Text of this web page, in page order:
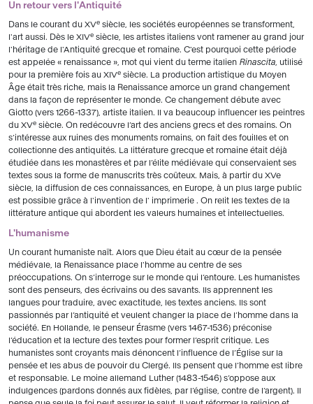
Un retour vers l'Antiquité
Dans le courant du XVe siècle, les sociétés européennes se transforment,
l'art aussi. Dès le XIVe siècle, les artistes italiens vont ramener au grand jour
l'héritage de l'Antiquité grecque et romaine. C'est pourquoi cette période
est appelée « renaissance », mot qui vient du terme italien Rinascita , utilisé
pour la première fois au XIVe siècle. La production artistique du Moyen
Âge était très riche, mais la Renaissance amorce un grand changement
dans la façon de représenter le monde. Ce changement débute avec
Giotto (vers 1266-1337), artiste italien. Il va beaucoup influencer les peintres
du XVe siècle. On redécouvre l’art des anciens grecs et des romains. On
s’intéresse aux ruines des monuments romains, on fait des fouilles et on
collectionne des antiquités. La littérature grecque et romaine était déjà
étudiée dans les monastères et par l’élite médiévale qui conservaient ses
textes sous la forme de manuscrits très coûteux. Mais, à partir du XVe
siècle, la diffusion de ces connaissances, en Europe, à un plus large public
est possible grâce à l'invention de l' imprimerie . On relit les textes de la
littérature antique qui abordent les valeurs humaines et intellectuelles.
L'humanisme
Un courant humaniste naît. Alors que Dieu était au cœur de la pensée
médiévale, la Renaissance place l'homme au centre de ses
préoccupations. On s’interroge sur le monde qui l’entoure. Les humanistes
sont des penseurs, des écrivains ou des savants. Ils apprennent les
langues pour traduire, avec exactitude, les textes anciens. Ils sont
passionnés par l’antiquité et veulent changer la place de l’homme dans la
société. En Hollande, le penseur Érasme (vers 1467-1536) préconise
l’éducation et la lecture des textes pour former l’esprit critique. Les
humanistes sont croyants mais dénoncent l’influence de l’Église sur la
pensée et les abus de pouvoir du Clergé. Ils pensent que l’homme est libre
et responsable. Le moine allemand Luther (1483-1546) s’oppose aux
indulgences (pardons donnés aux fidèles, par l’église, contre de l’argent). Il